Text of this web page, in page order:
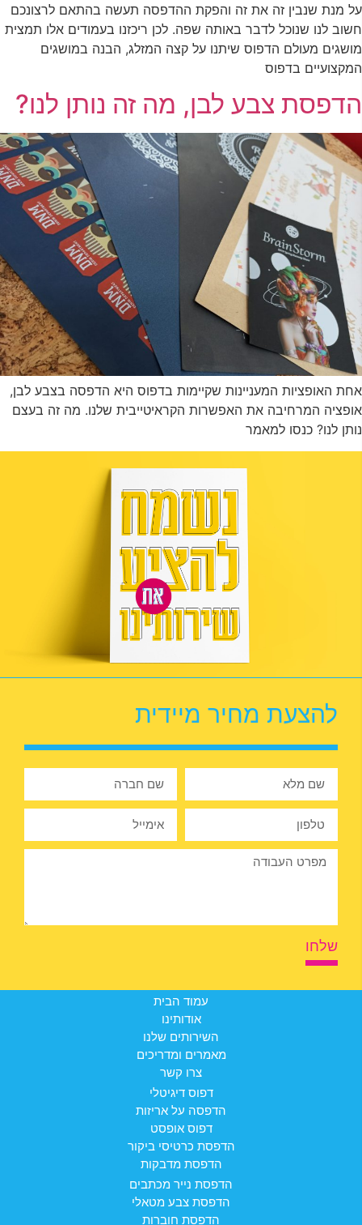
על מנת שנבין זה את זה והפקת ההדפסה תעשה בהתאם לרצונכם
חשוב לנו שנוכל לדבר באותה שפה. לכן ריכזנו בעמודים אלו תמצית
מושגים מעולם הדפוס שיתנו על קצה המזלג, הבנה במושגים
המקצועיים בדפוס
הדפסת צבע לבן, מה זה נותן לנו?
אחת האופציות המעניינות שקיימות בדפוס היא הדפסה בצבע לבן,
אופציה המרחיבה את האפשרות הקראיטייבית שלנו. מה זה בעצם
נותן לנו? כנסו למאמר
להצעת מחיר מיידית
שלחו
עמוד הבית
אודותינו
השירותים שלנו
מאמרים ומדריכים
צרו קשר
דפוס דיגיטלי
הדפסה על אריזות
דפוס אופסט
הדפסת כרטיסי ביקור
הדפסת מדבקות
הדפסת נייר מכתבים
הדפסת צבע מטאלי
הדפסת חוברות